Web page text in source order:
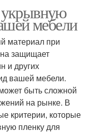
мебели
материал при
защищает
и других
вашей мебели.
быть сложной
на рынке. В
критерии, которые
пленку для